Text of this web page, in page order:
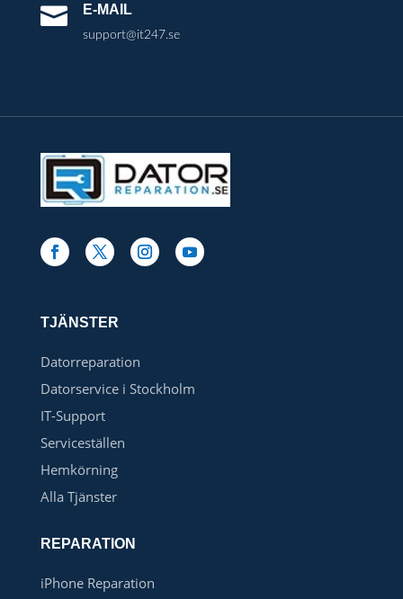
 E-MAIL
support@it247.se
TJÄNSTER
Datorreparation
Datorservice i Stockholm
IT-Support
Serviceställen
Hemkörning
Alla Tjänster
REPARATION
iPhone Reparation